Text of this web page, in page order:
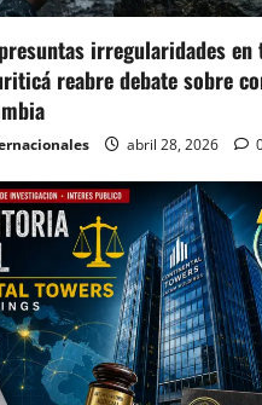
irregularidades
reabre debate sobre
abril 28, 2026